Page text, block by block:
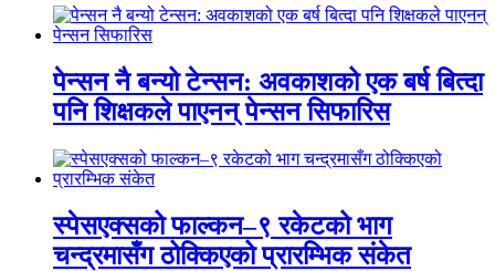
पेन्सन नै बन्यो टेन्सन: अवकाशको एक बर्ष बित्दा
पनि शिक्षकले पाएनन् पेन्सन सिफारिस
स्पेसएक्सको फाल्कन–९ रकेटको भाग
चन्द्रमासँग ठोक्किएको प्रारम्भिक संकेत